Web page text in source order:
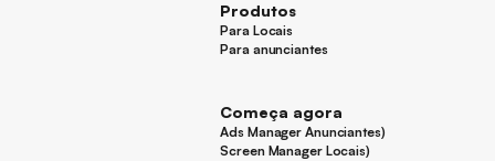
Produtos
Para Locais
Para Locais
Para anunciantes
Começa agora
Ads Manager Anunciantes)
Ads Manager Anunciantes)
Screen Manager Locais)